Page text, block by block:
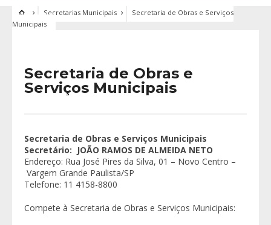
Secretarias Municipais
Secretaria de Obras e Serviços
Municipais
Secretaria de Obras e
Serviços Municipais
Secretaria de Obras e Serviços Municipais
Secretário: JOÃO RAMOS DE ALMEIDA NETO
Endereço: Rua José Pires da Silva, 01 – Novo Centro –
Vargem Grande Paulista/SP
Telefone: 11 4158-8800
Compete à Secretaria de Obras e Serviços Municipais: